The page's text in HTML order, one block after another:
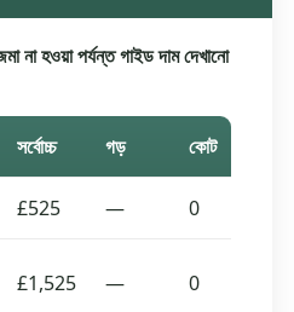
না হওয়া পর্যন্ত গাইড দাম দেখানো
সর্বোচ্চ গড় কোট
£525 — 0
£1,525 — 0